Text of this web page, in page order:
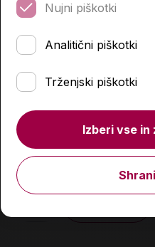
Žirafe imajo nenavadno
veliko srce
24,90 €
Nujni piškotki
Analitični piškotki
Trženjski piškotki
Izberi vse